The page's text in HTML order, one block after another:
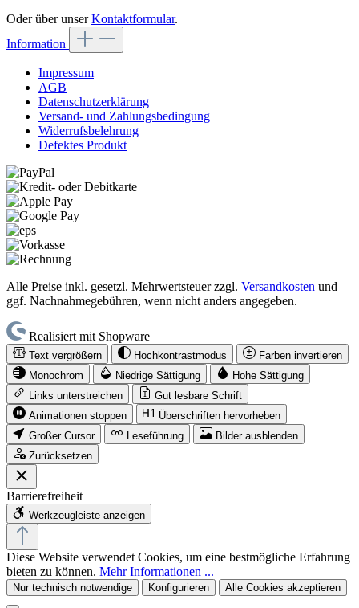
Oder über unserKontaktformular.
Information
Impressum
AGB
Datenschutzerklärung
Versand- und Zahlungsbedingung
Widerrufsbelehrung
Defektes Produkt
Alle Preise inkl. gesetzl. Mehrwertsteuer zzgl. Versandkosten und
ggf. Nachnahmegebühren, wenn nicht anders angegeben.
Realisiert mit Shopware
Text vergrößern Hochkontrastmodus
Farben invertieren
Monochrom
Niedrige Sättigung
Hohe Sättigung
Links unterstreichen
Gut lesbare Schrift
Animationen stoppen
Überschriften hervorheben
Großer Cursor
Leseführung
Bilder ausblenden
Zurücksetzen
Barrierefreiheit
Werkzeugleiste anzeigen
Diese Website verwendet Cookies, um eine bestmögliche Erfahrung
bieten zu können. Mehr Informationen ...
Nur technisch notwendige Konfigurieren Alle Cookies akzeptieren